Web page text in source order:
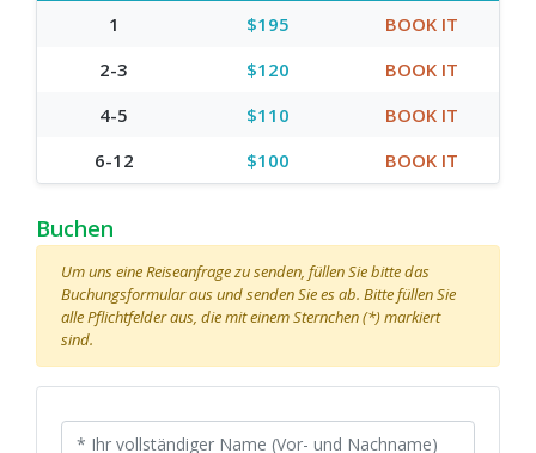
1
$195
BOOK IT
2-3
$120
BOOK IT
4-5
$110
BOOK IT
6-12
$100 BOOK IT
Buchen
Um uns eine Reiseanfrage zu senden, füllen Sie bitte das
Buchungsformular aus und senden Sie es ab. Bitte füllen Sie
alle Pflichtfelder aus, die mit einem Sternchen (*) markiert
sind.